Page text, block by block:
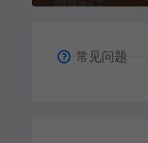
常见问题